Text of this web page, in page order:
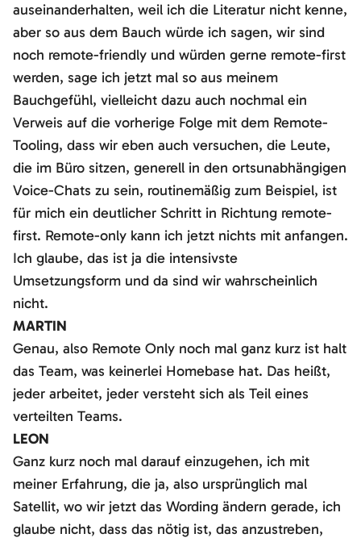
auseinanderhalten, weil ich die Literatur nicht kenne,
aber so aus dem Bauch würde ich sagen, wir sind
noch remote-friendly und würden gerne remote-first
werden, sage ich jetzt mal so aus meinem
Bauchgefühl, vielleicht dazu auch nochmal ein
Verweis auf die vorherige Folge mit dem Remote-
Tooling, dass wir eben auch versuchen, die Leute,
die im Büro sitzen, generell in den ortsunabhängigen
Voice-Chats zu sein, routinemäßig zum Beispiel, ist
für mich ein deutlicher Schritt in Richtung remote-
first. Remote-only kann ich jetzt nichts mit anfangen.
Ich glaube, das ist ja die intensivste
Umsetzungsform und da sind wir wahrscheinlich
nicht.
MARTIN
Genau, also Remote Only noch mal ganz kurz ist halt
das Team, was keinerlei Homebase hat. Das heißt,
jeder arbeitet, jeder versteht sich als Teil eines
verteilten Teams.
LEON
Ganz kurz noch mal darauf einzugehen, ich mit
meiner Erfahrung, die ja, also ursprünglich mal
Satellit, wo wir jetzt das Wording ändern gerade, ich
glaube nicht, dass das nötig ist, das anzustreben,